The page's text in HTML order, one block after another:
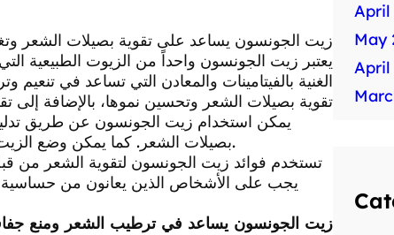
زيت الجونسون يساعد على تقوية بصيلات الشعر
يعتبر زيت الجونسون واحداً من الزيوت الطبيعية
الغنية بالفيتامينات والمعادن التي تساعد في
تقوية بصيلات الشعر وتحسين نموها، بالإضافة
يمكن استخدام زيت الجونسون عن طريق
بصيلات الشعر. كما يمكن وضع الزيت على طول الشعر وتركه لبعض الوقت قبل غسيله بشكل جيد.
تستخدم فوائد زيت الجونسون لتقوية الشعر من
يجب على الأشخاص الذين يعانون من حساسية
زيت الجونسون يساعد في ترطيب الشعر ومنع
April
May
April